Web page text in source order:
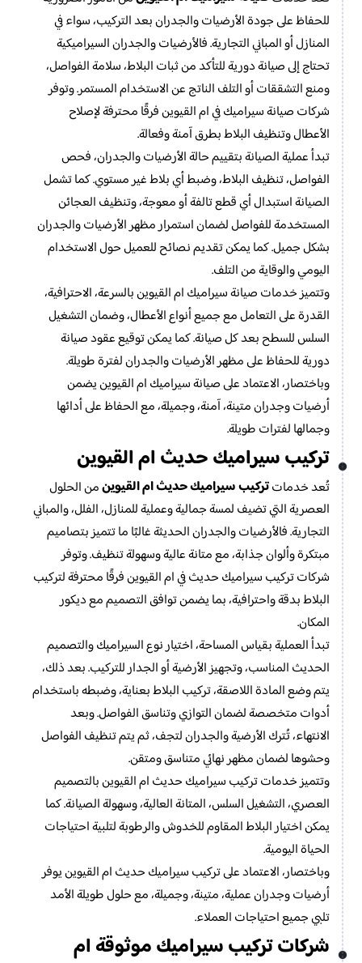
للحفاظ على جودة الأرضيات والجدران بعد التركيب، سواء في
المنازل أو المباني التجارية. فالأرضيات والجدران السيراميكية
تحتاج إلى صيانة دورية للتأكد من ثبات البلاط، سلامة الفواصل،
ومنع التشققات أو التلف الناتج عن الاستخدام المستمر. وتوفر
شركات صيانة سيراميك في ام القيوين فرقًا محترفة لإصلاح
الأعطال وتنظيف البلاط بطرق آمنة وفعالة.
تبدأ عملية الصيانة بتقييم حالة الأرضيات والجدران، فحص
الفواصل، تنظيف البلاط، وضبط أي بلاط غير مستوي. كما تشمل
الصيانة استبدال أي قطع تالفة أو معوجة، وتنظيف العجائن
المستخدمة للفواصل لضمان استمرار مظهر الأرضيات والجدران
بشكل جميل. كما يمكن تقديم نصائح للعميل حول الاستخدام
اليومي والوقاية من التلف.
وتتميز خدمات صيانة سيراميك ام القيوين بالسرعة، الاحترافية،
القدرة على التعامل مع جميع أنواع الأعطال، وضمان التشغيل
السلس للسطح بعد كل صيانة. كما يمكن توقيع عقود صيانة
دورية للحفاظ على مظهر الأرضيات والجدران لفترة طويلة.
وباختصار، الاعتماد على صيانة سيراميك ام القيوين يضمن
أرضيات وجدران متينة، آمنة، وجميلة، مع الحفاظ على أدائها
وجمالها لفترات طويلة.
تركيب سيراميك حديث ام القيوين
تُعد خدماتتركيب سيراميك حديث ام القيوينمن الحلول
العصرية التي تضيف لمسة جمالية وعملية للمنازل، الفلل، والمباني
التجارية. فالأرضيات والجدران الحديثة غالبًا ما تتميز بتصاميم
مبتكرة وألوان جذابة، مع متانة عالية وسهولة تنظيف. وتوفر
شركات تركيب سيراميك حديث في ام القيوين فرقًا محترفة لتركيب
البلاط بدقة واحترافية، بما يضمن توافق التصميم مع ديكور
المكان.
تبدأ العملية بقياس المساحة، اختيار نوع السيراميك والتصميم
الحديث المناسب، وتجهيز الأرضية أو الجدار للتركيب. بعد ذلك،
يتم وضع المادة اللاصقة، تركيب البلاط بعناية، وضبطه باستخدام
أدوات متخصصة لضمان التوازي وتناسق الفواصل. وبعد
الانتهاء، تُترك الأرضية والجدران لتجف، ثم يتم تنظيف الفواصل
وحشوها لضمان مظهر نهائي متناسق ومتقن.
وتتميز خدمات تركيب سيراميك حديث ام القيوين بالتصميم
العصري، التشغيل السلس، المتانة العالية، وسهولة الصيانة. كما
يمكن اختيار البلاط المقاوم للخدوش والرطوبة لتلبية احتياجات
الحياة اليومية.
وباختصار، الاعتماد على تركيب سيراميك حديث ام القيوين يوفر
أرضيات وجدران عملية، متينة، وجميلة، مع حلول طويلة الأمد
تلبي جميع احتياجات العملاء.
شركات تركيب سيراميك موثوقة ام